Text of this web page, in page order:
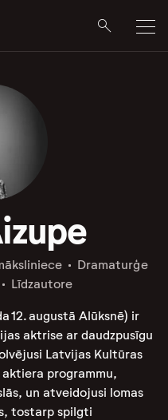
Dramaturģe
Līdzautore
12. augustā Alūksnē) ir
aktrise ar daudzpusīgu
Latvijas Kultūras
programmu,
un atveidojusi lomas
tostarp spilgti